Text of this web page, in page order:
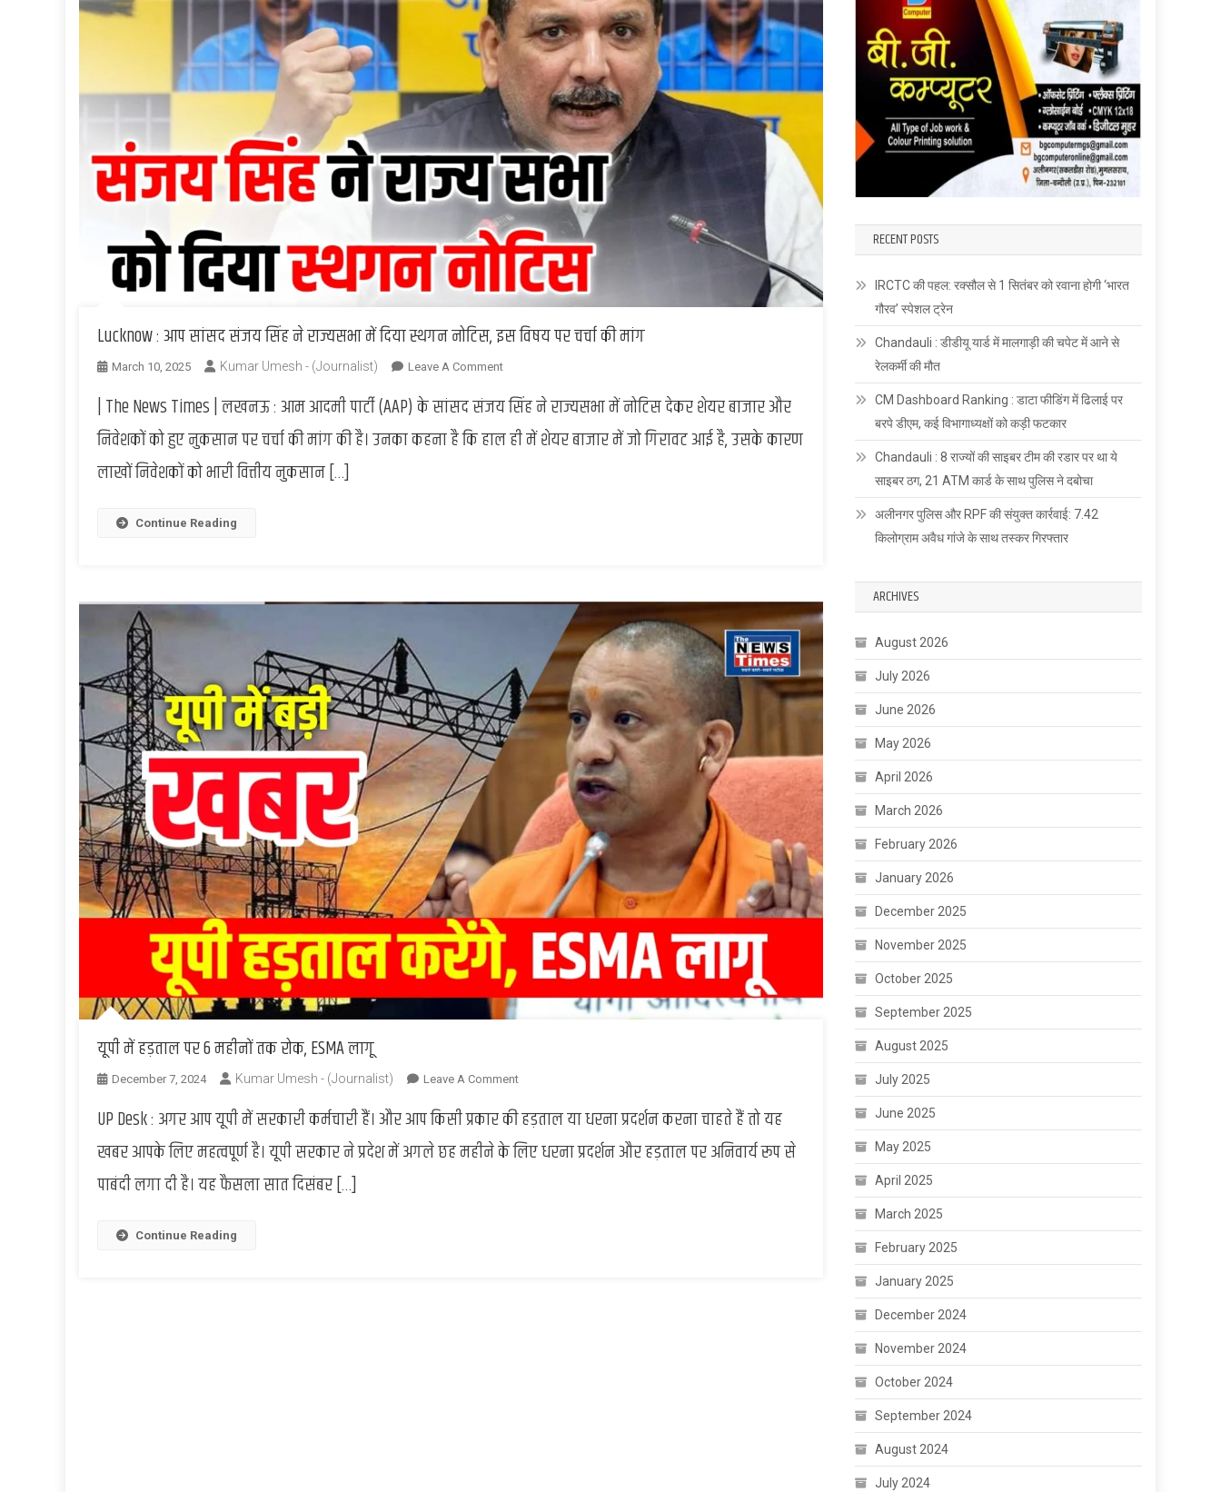
Lucknow : आप सांसद संजय सिंह ने राज्यसभा में दिया स्थगन नोटिस, इस विषय पर चर्चा की मांग
March 10, 2025 Kumar Umesh - (Journalist) Leave A CommentOn
आप
सांसद
पर
चर्चा
की
मांग
| The News Times | लखनऊ : आम आदमी पार्टी (AAP) के सांसद संजय सिंह ने राज्यसभा में नोटिस देकर शेयर बाजार और
निवेशकों को हुए नुकसान पर चर्चा की मांग की है। उनका कहना है कि हाल ही में शेयर बाजार में जो गिरावट आई है, उसके कारण
लाखों निवेशकों को भारी वित्तीय नुकसान […]
Continue Reading
यूपी में हड़ताल पर 6 महीनों तक रोक, ESMA लागू
December 7, 2024 Kumar Umesh - (Journalist) Leave A CommentOn
में
हड़ताल
पर
UP Desk : अगर आप यूपी में सरकारी कर्मचारी हैं। और आप किसी प्रकार की हड़ताल या धरना प्रदर्शन करना चाहते हैं तो यह
खबर आपके लिए महत्वपूर्ण है। यूपी सरकार ने प्रदेश में अगले छह महीने के लिए धरना प्रदर्शन और हड़ताल पर अनिवार्य रूप से
पाबंदी लगा दी है। यह फैसला सात दिसंबर […]
Continue Reading
RECENT POSTS
IRCTC की पहल: रक्सौल से 1 सितंबर को रवाना होगी ‘भारत
गौरव’ स्पेशल ट्रेन
Chandauli : डीडीयू यार्ड में मालगाड़ी की चपेट में आने से
रेलकर्मी की मौत
CM Dashboard Ranking : डाटा फीडिंग में ढिलाई पर
बरपे डीएम, कई विभागाध्यक्षों को कड़ी फटकार
Chandauli : 8 राज्यों की साइबर टीम की रडार पर था ये
साइबर ठग, 21 ATM कार्ड के साथ पुलिस ने दबोचा
अलीनगर पुलिस और RPF की संयुक्त कार्रवाई: 7.42
किलोग्राम अवैध गांजे के साथ तस्कर गिरफ्तार
ARCHIVES
August 2026
July 2026
June 2026
May 2026
April 2026
March 2026
February 2026
January 2026
December 2025
November 2025
October 2025
September 2025
August 2025
July 2025
June 2025
May 2025
April 2025
March 2025
February 2025
January 2025
December 2024
November 2024
October 2024
September 2024
August 2024
July 2024